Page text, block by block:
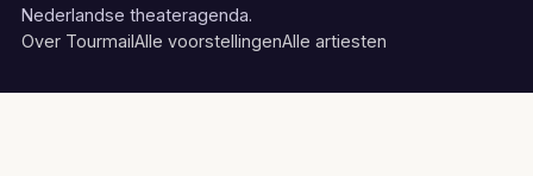
Nederlandse theateragenda.
Over TourmailAlle voorstellingenAlle artiesten